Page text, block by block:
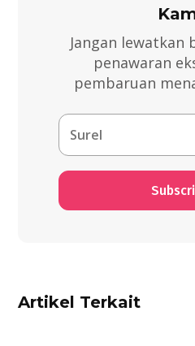
Jangan
penawaran
pembaruan
Artikel Terkait